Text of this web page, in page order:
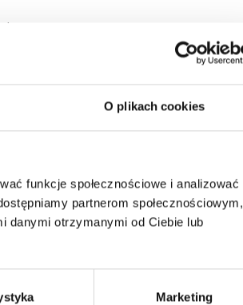
O plikach cookies
funkcje społecznościowe i analizować
partnerom społecznościowym,
danymi otrzymanymi od Ciebie lub
Marketing
typu
na kolejne zakupy w
wykorzystania w tym
więc obniżyć kwotę
2022 roku
kartach płatniczych,